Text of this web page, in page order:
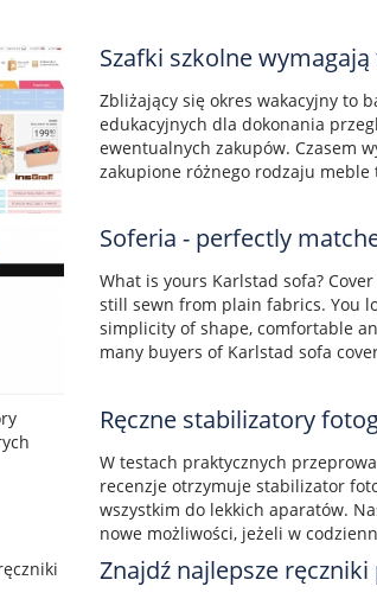
Szafki szkolne
Zbliżający się okres wakacyjny to
edukacyjnych dla dokonania
ewentualnych zakupów. Czasem
zakupione różnego rodzaju meble
Soferia - perfectly
What is yours Karlstad sofa?
still sewn from plain fabrics. You
simplicity of shape, comfortable
many buyers of Karlstad sofa
Ręczne stabilizatory
W testach praktycznych
recenzje otrzymuje stabilizator
wszystkim do lekkich aparatów.
nowe możliwości, jeżeli w
Znajdź najlepsze